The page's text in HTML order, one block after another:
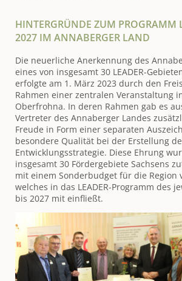
HINTERGRÜNDE ZUM PROGRAMM
2027 IM ANNABERGER LAND
Die neuerliche Anerkennung des
eines von insgesamt 30 LEADER-
erfolgte am 1. März 2023 durch den
Rahmen einer zentralen Veranstaltung
Oberfrohna. In deren Rahmen gab es
Vertreter des Annaberger Landes
Freude in Form einer separaten
besondere Qualität bei der Erstellung
Entwicklungsstrategie. Diese Ehrung
insgesamt 30 Fördergebiete Sachsens
mit einem Sonderbudget für die Region
welches in das LEADER-Programm des
bis 2027 mit einfließt.